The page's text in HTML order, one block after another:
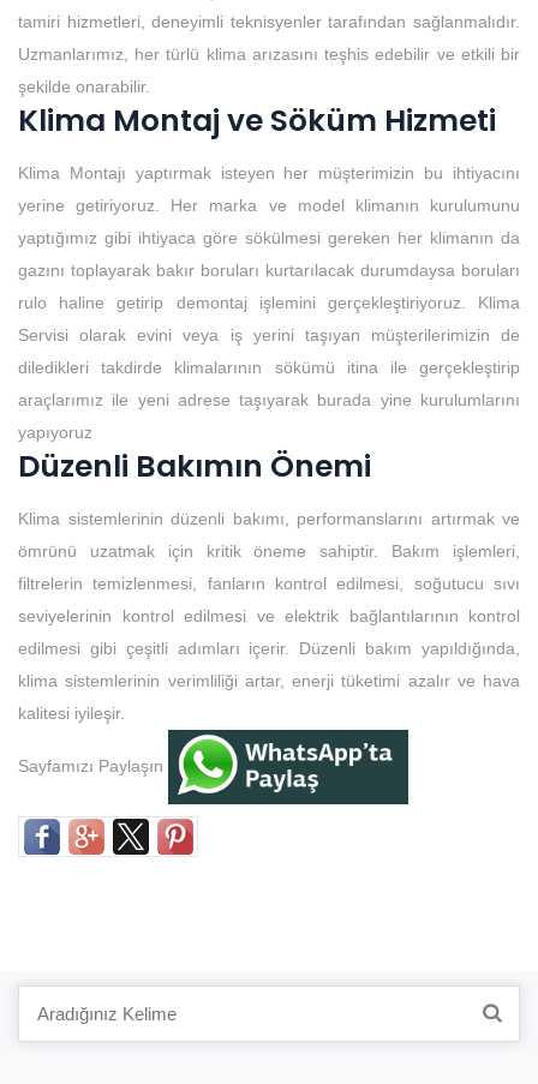
tamiri hizmetleri, deneyimli teknisyenler tarafından sağlanmalıdır.
Uzmanlarımız, her türlü klima arızasını teşhis edebilir ve etkili bir
şekilde onarabilir.
Klima Montaj ve Söküm Hizmeti
Klima Montajı yaptırmak isteyen her müşterimizin bu ihtiyacını
yerine getiriyoruz. Her marka ve model klimanın kurulumunu
yaptığımız gibi ihtiyaca göre sökülmesi gereken her klimanın da
gazını toplayarak bakır boruları kurtarılacak durumdaysa boruları
rulo haline getirip demontaj işlemini gerçekleştiriyoruz. Klima
Servisi olarak evini veya iş yerini taşıyan müşterilerimizin de
diledikleri takdirde klimalarının sökümü itina ile gerçekleştirip
araçlarımız ile yeni adrese taşıyarak burada yine kurulumlarını
yapıyoruz
Düzenli Bakımın Önemi
Klima sistemlerinin düzenli bakımı, performanslarını artırmak ve
ömrünü uzatmak için kritik öneme sahiptir. Bakım işlemleri,
filtrelerin temizlenmesi, fanların kontrol edilmesi, soğutucu sıvı
seviyelerinin kontrol edilmesi ve elektrik bağlantılarının kontrol
edilmesi gibi çeşitli adımları içerir. Düzenli bakım yapıldığında,
klima sistemlerinin verimliliği artar, enerji tüketimi azalır ve hava
kalitesi iyileşir.
Sayfamızı Paylaşın